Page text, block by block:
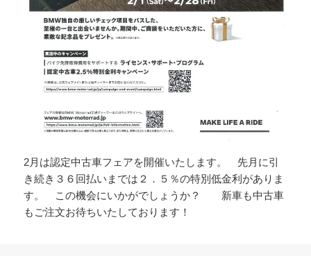
2月は認定中古車フェアを開催いたします。 先月に引
き続き３６回払いまでは２．５％の特別低金利がありま
す。 この機会にいかがでしょうか？ 新車も中古車
もご注文お待ちいたしております！